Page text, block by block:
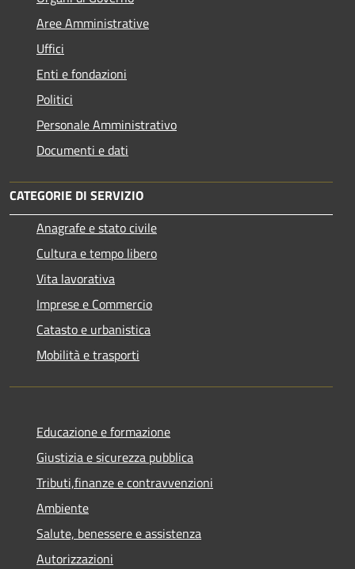
Aree Amministrative
Uffici
Enti e fondazioni
Politici
Personale Amministrativo
Documenti e dati
CATEGORIE DI SERVIZIO
Anagrafe e stato civile
Cultura e tempo libero
Vita lavorativa
Imprese e Commercio
Catasto e urbanistica
Mobilità e trasporti
Educazione e formazione
Giustizia e sicurezza pubblica
Tributi,finanze e contravvenzioni
Ambiente
Salute, benessere e assistenza
Autorizzazioni